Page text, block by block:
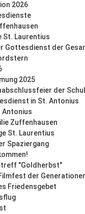
2026
St. Laurentius
Gottesdienst der
2025
der
in St. Antonius
Antonius
Zuffenhausen
St. Laurentius
Spaziergang
"Goldherbst"
der
Friedensgebet